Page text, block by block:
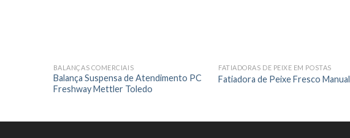
BALANÇAS COMERCIAIS
Balança Suspensa de Atendimento PC
Freshway Mettler Toledo
FATIADORAS DE PEIXE EM POSTAS
Fatiadora de Peixe Fresco Manual